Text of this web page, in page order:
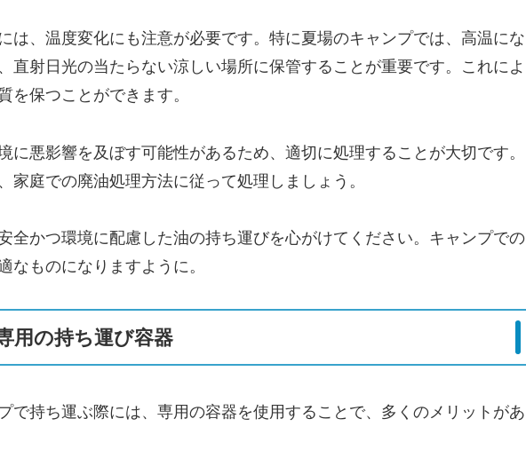
は、温度変化にも注意が必要です。特に夏場のキャンプでは、高温にな
直射日光の当たらない涼しい場所に保管することが重要です。これによ
を保つことができます。
に悪影響を及ぼす可能性があるため、適切に処理することが大切です。
家庭での廃油処理方法に従って処理しましょう。
全かつ環境に配慮した油の持ち運びを心がけてください。キャンプでの
なものになりますように。
用の持ち運び容器
で持ち運ぶ際には、専用の容器を使用することで、多くのメリットがあ